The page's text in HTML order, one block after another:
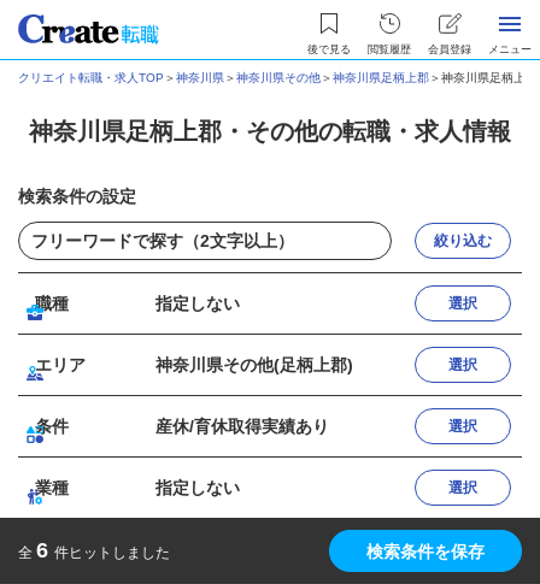
後で見る 閲覧履歴 会員登録 メニュー
クリエイト転職・求人TOP ＞神奈川県＞神奈川県その他＞神奈川県足柄上郡＞神奈川県足柄上
神奈川県足柄上郡・その他の転職・求人情報
検索条件の設定
絞り込む
職種 指定しない 選択
エリア 神奈川県その他(足柄上郡) 選択
条件 産休/育休取得実績あり 選択
業種 指定しない 選択
全 6 件ヒットしました 検索条件を保存